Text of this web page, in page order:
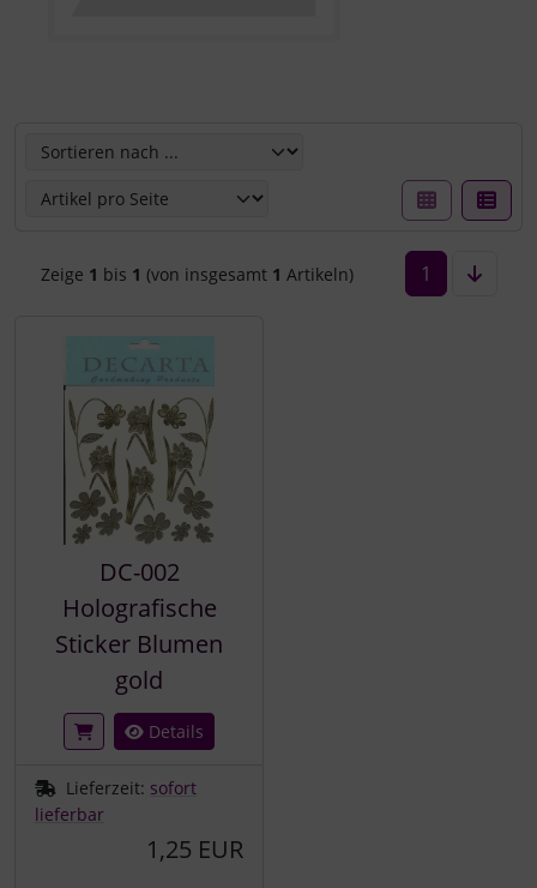
Zeige 1 bis 1 (von insgesamt 1 Artikeln) 1
DC-002
Holografische
Sticker Blumen
gold
Details
Lieferzeit: sofort
lieferbar
1,25 EUR